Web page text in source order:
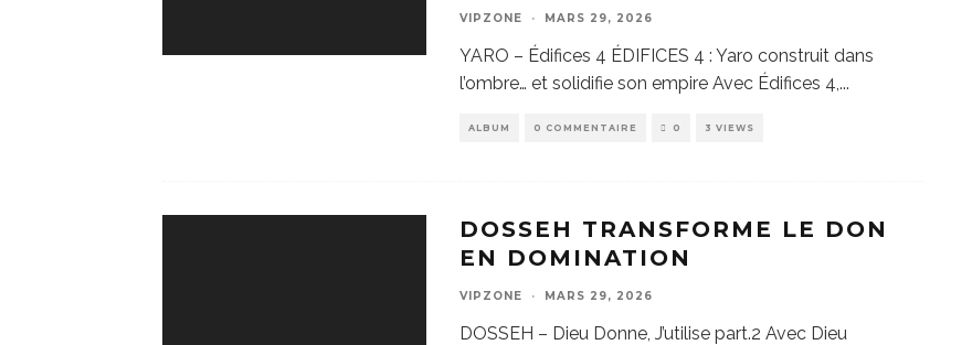
VIPZONE · MARS 29, 2026
YARO – Édifices 4 ÉDIFICES 4 : Yaro construit dans
l’ombre… et solidifie son empire Avec Édifices 4,...
ALBUM 0 COMMENTAIRE 0 3 VIEWS
DOSSEH TRANSFORME LE DON
EN DOMINATION
VIPZONE · MARS 29, 2026
DOSSEH – Dieu Donne, J’utilise part.2 Avec Dieu